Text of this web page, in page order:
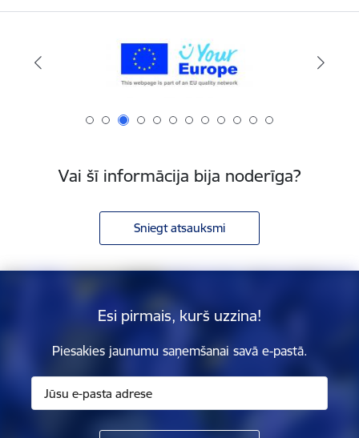
Vai šī informācija bija noderīga?
Sniegt atsauksmi
Esi pirmais, kurš uzzina!
Piesakies jaunumu saņemšanai savā e-pastā.